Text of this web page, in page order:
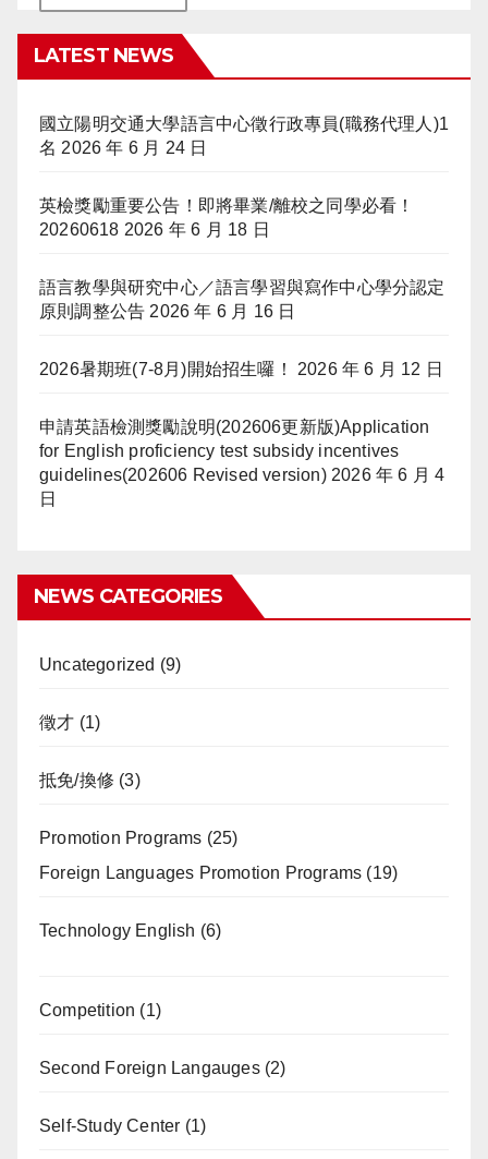
LATEST NEWS
國立陽明交通大學語言中心徵行政專員(職務代理人)1
名 2026 年 6 月 24 日
英檢獎勵重要公告！即將畢業/離校之同學必看！
20260618 2026 年 6 月 18 日
語言教學與研究中心／語言學習與寫作中心學分認定
原則調整公告 2026 年 6 月 16 日
2026暑期班(7-8月)開始招生囉！ 2026 年 6 月 12 日
申請英語檢測獎勵說明(202606更新版)Application
for English proficiency test subsidy incentives
guidelines(202606 Revised version) 2026 年 6 月 4
日
NEWS CATEGORIES
Uncategorized (9)
徵才 (1)
抵免/換修 (3)
Promotion Programs (25)
Foreign Languages Promotion Programs (19)
Technology English (6)
Competition (1)
Second Foreign Langauges(2)
Self-Study Center (1)